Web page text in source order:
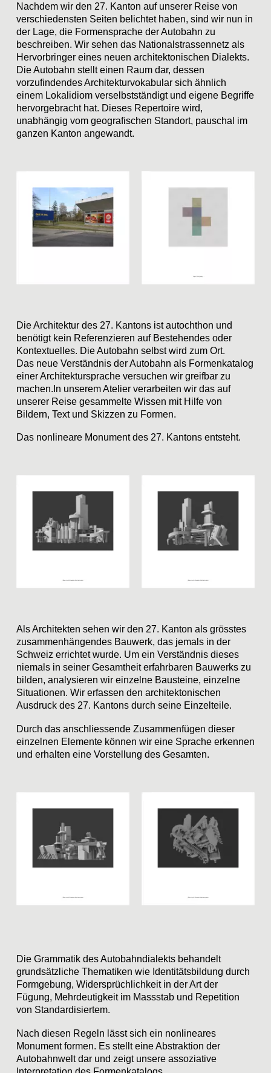
Nachdem wir den 27. Kanton auf unserer Reise von
verschiedensten Seiten belichtet haben, sind wir nun in
der Lage, die Formensprache der Autobahn zu
beschreiben. Wir sehen das Nationalstrassennetz als
Hervorbringer eines neuen architektonischen Dialekts.
Die Autobahn stellt einen Raum dar, dessen
vorzufindendes Architekturvokabular sich ähnlich
einem Lokalidiom verselbstständigt und eigene Begriffe
hervorgebracht hat. Dieses Repertoire wird,
unabhängig vom geografischen Standort, pauschal im
ganzen Kanton angewandt.
Die Architektur des 27. Kantons ist autochthon und
benötigt kein Referenzieren auf Bestehendes oder
Kontextuelles. Die Autobahn selbst wird zum Ort.
Das neue Verständnis der Autobahn als Formenkatalog
einer Architektursprache versuchen wir greifbar zu
machen.In unserem Atelier verarbeiten wir das auf
unserer Reise gesammelte Wissen mit Hilfe von
Bildern, Text und Skizzen zu Formen.
Das nonlineare Monument des 27. Kantons entsteht.
Als Architekten sehen wir den 27. Kanton als grösstes
zusammenhängendes Bauwerk, das jemals in der
Schweiz errichtet wurde. Um ein Verständnis dieses
niemals in seiner Gesamtheit erfahrbaren Bauwerks zu
bilden, analysieren wir einzelne Bausteine, einzelne
Situationen. Wir erfassen den architektonischen
Ausdruck des 27. Kantons durch seine Einzelteile.
Durch das anschliessende Zusammenfügen dieser
einzelnen Elemente können wir eine Sprache erkennen
und erhalten eine Vorstellung des Gesamten.
Die Grammatik des Autobahndialekts behandelt
grundsätzliche Thematiken wie Identitätsbildung durch
Formgebung, Widersprüchlichkeit in der Art der
Fügung, Mehrdeutigkeit im Massstab und Repetition
von Standardisiertem.
Nach diesen Regeln lässt sich ein nonlineares
Monument formen. Es stellt eine Abstraktion der
Autobahnwelt dar und zeigt unsere assoziative